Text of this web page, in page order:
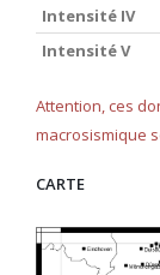
Intensité IV
Intensité V
Attention, ces
macrosismique
CARTE